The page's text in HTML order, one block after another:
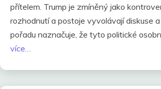
přítelem. Trump je zmíněný jako
rozhodnutí a postoje vyvolávají diskuse
pořadu naznačuje, že tyto politické
více…